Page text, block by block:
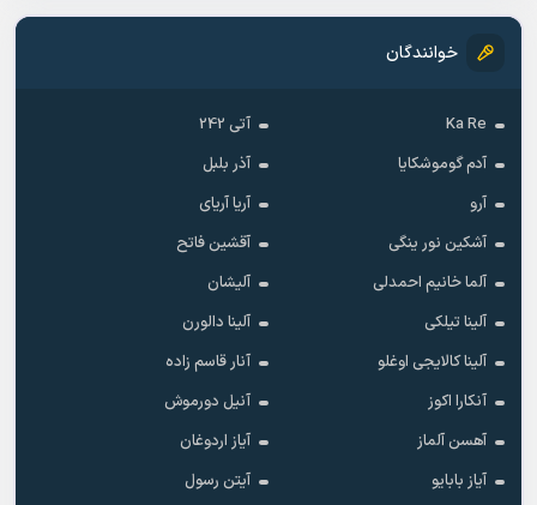
خوانندگان
Ka Re
آتی 242
آدم گوموشکایا
آذر بلبل
آرو
آریا آریای
آشکین نور ینگی
آقشین فاتح
آلما خانیم احمدلی
آلیشان
آلینا تیلکی
آلینا دالورن
آلینا کالایجی اوغلو
آنار قاسم زاده
آنکارا اکوز
آنیل دورموش
آهسن آلماز
آیاز اردوغان
آیاز بابایو
آیتن رسول